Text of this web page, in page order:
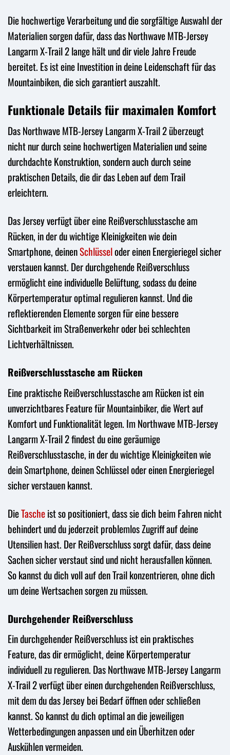
Die hochwertige Verarbeitung und die sorgfältige Auswahl der
Materialien sorgen dafür, dass das Northwave MTB-Jersey
Langarm X-Trail 2 lange hält und dir viele Jahre Freude
bereitet. Es ist eine Investition in deine Leidenschaft für das
Mountainbiken, die sich garantiert auszahlt.
Funktionale Details für maximalen Komfort
Das Northwave MTB-Jersey Langarm X-Trail 2 überzeugt
nicht nur durch seine hochwertigen Materialien und seine
durchdachte Konstruktion, sondern auch durch seine
praktischen Details, die dir das Leben auf dem Trail
erleichtern.
Das Jersey verfügt über eine Reißverschlusstasche am
Rücken, in der du wichtige Kleinigkeiten wie dein
Smartphone, deinenSchlüsseloder einen Energieriegel sicher
verstauen kannst. Der durchgehende Reißverschluss
ermöglicht eine individuelle Belüftung, sodass du deine
Körpertemperatur optimal regulieren kannst. Und die
reflektierenden Elemente sorgen für eine bessere
Sichtbarkeit im Straßenverkehr oder bei schlechten
Lichtverhältnissen.
Reißverschlusstasche am Rücken
Eine praktische Reißverschlusstasche am Rücken ist ein
unverzichtbares Feature für Mountainbiker, die Wert auf
Komfort und Funktionalität legen. Im Northwave MTB-Jersey
Langarm X-Trail 2 findest du eine geräumige
Reißverschlusstasche, in der du wichtige Kleinigkeiten wie
dein Smartphone, deinen Schlüssel oder einen Energieriegel
sicher verstauen kannst.
DieTascheist so positioniert, dass sie dich beim Fahren nicht
behindert und du jederzeit problemlos Zugriff auf deine
Utensilien hast. Der Reißverschluss sorgt dafür, dass deine
Sachen sicher verstaut sind und nicht herausfallen können.
So kannst du dich voll auf den Trail konzentrieren, ohne dich
um deine Wertsachen sorgen zu müssen.
Durchgehender Reißverschluss
Ein durchgehender Reißverschluss ist ein praktisches
Feature, das dir ermöglicht, deine Körpertemperatur
individuell zu regulieren. Das Northwave MTB-Jersey Langarm
X-Trail 2 verfügt über einen durchgehenden Reißverschluss,
mit dem du das Jersey bei Bedarf öffnen oder schließen
kannst. So kannst du dich optimal an die jeweiligen
Wetterbedingungen anpassen und ein Überhitzen oder
Auskühlen vermeiden.